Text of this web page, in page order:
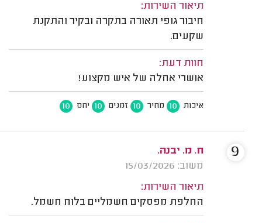
תיאור השירות:
חיבור גופי תאורה בתקרה ובקיר והתקנת
שקעים.
חוות דעת:
אושרי אחלה של איש מקצוע!
איכות 10 מחיר 10 זמנים 10 יחס 10
ח. מ. יבנה.
משוב: 15/03/2026
תיאור השירות:
החלפת מפסקים חשמליים בלוח חשמל.
9